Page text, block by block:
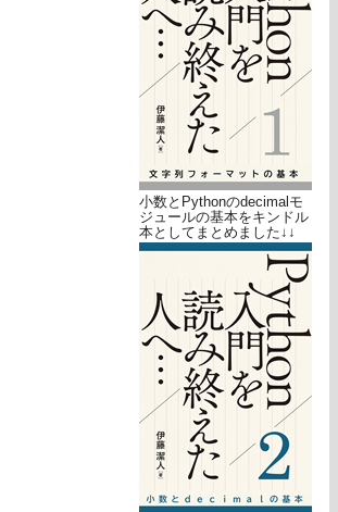
小数とPythonのdecimalモ
ジュールの基本をキンドル
本としてまとめました↓↓